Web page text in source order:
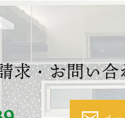
求・お問い合